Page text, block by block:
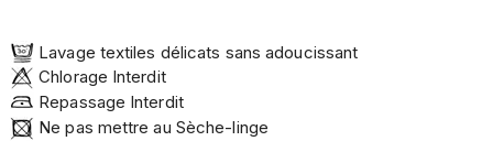
Lavage textiles délicats sans adoucissant
Chlorage Interdit
Repassage Interdit
Ne pas mettre au Sèche-linge